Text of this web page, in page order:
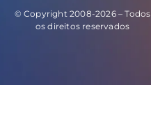
© Copyright 2008-2026 – Todos
os direitos reservados